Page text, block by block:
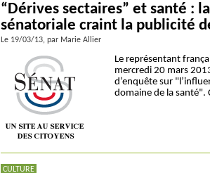
“Dérives sectaires” et santé :
sénatoriale craint la publicité
Le 19/03/13, par Marie Allier
Le représentant
mercredi 20 mars
d’enquête sur
domaine de la santé".
CULTURE